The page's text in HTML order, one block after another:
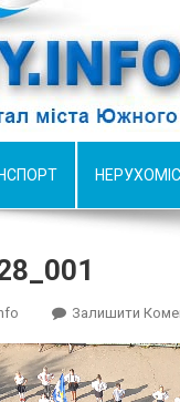
Залишити